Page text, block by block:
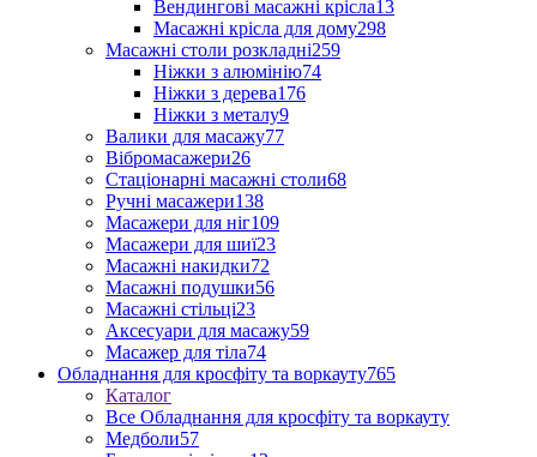
Вендингові масажні крісла13
Масажні крісла для дому298
Масажні столи розкладні259
Ніжки з алюмінію74
Ніжки з дерева176
Ніжки з металу9
Валики для масажу77
Вібромасажери26
Стаціонарні масажні столи68
Ручні масажери138
Масажери для ніг109
Масажери для шиї23
Масажні накидки72
Масажні подушки56
Масажні стільці23
Аксесуари для масажу59
Масажер для тіла74
Обладнання для кросфіту та воркауту765
Каталог
Все Обладнання для кросфіту та воркауту
Медболи57